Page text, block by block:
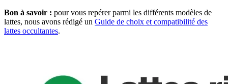
Bon à savoir : pour vous repérer parmi les différents modèles de
lattes, nous avons rédigé un Guide de choix et compatibilité des
lattes occultantes.